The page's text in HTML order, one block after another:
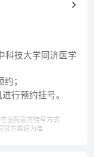
科技大学同济医学
；
行预约挂号。
医院官方挂号方式
官方渠道为准